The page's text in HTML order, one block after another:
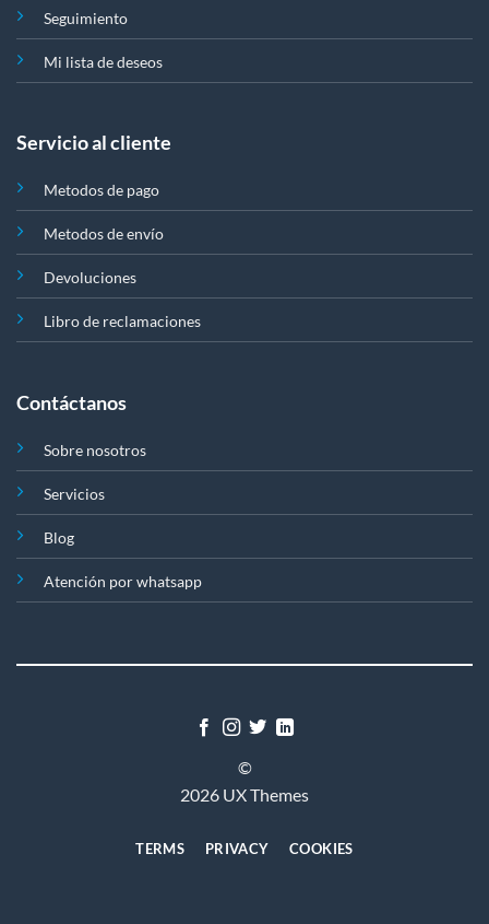
Seguimiento
Mi lista de deseos
Servicio al cliente
Metodos de pago
Metodos de envío
Devoluciones
Libro de reclamaciones
Contáctanos
Sobre nosotros
Servicios
Blog
Atención por whatsapp
©
2026 UX Themes
TERMS PRIVACY COOKIES